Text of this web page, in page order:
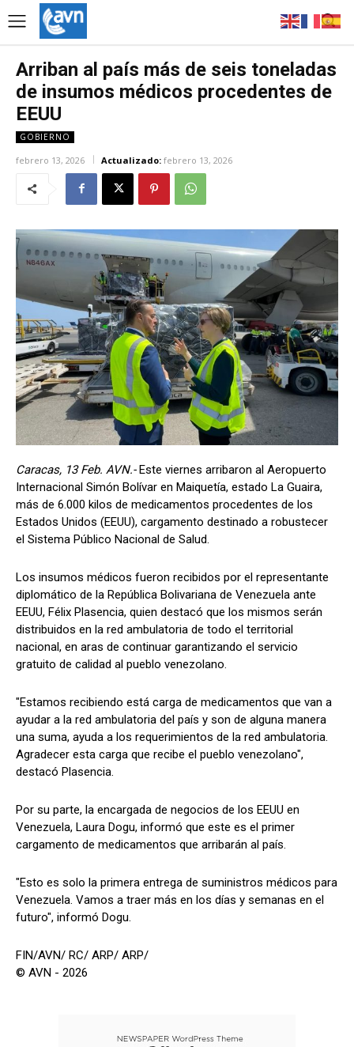
Arriban al país más de seis toneladas
de insumos médicos procedentes de
EEUU
GOBIERNO
febrero 13, 2026 Actualizado: febrero 13, 2026
Caracas, 13 Feb. AVN.-Este viernes arribaron al Aeropuerto
Internacional Simón Bolívar en Maiquetía, estado La Guaira,
más de 6.000 kilos de medicamentos procedentes de los
Estados Unidos (EEUU), cargamento destinado a robustecer
el Sistema Público Nacional de Salud.
Los insumos médicos fueron recibidos por el representante
diplomático de la República Bolivariana de Venezuela ante
EEUU, Félix Plasencia, quien destacó que los mismos serán
distribuidos en la red ambulatoria de todo el territorial
nacional, en aras de continuar garantizando el servicio
gratuito de calidad al pueblo venezolano.
"Estamos recibiendo está carga de medicamentos que van a
ayudar a la red ambulatoria del país y son de alguna manera
una suma, ayuda a los requerimientos de la red ambulatoria.
Agradecer esta carga que recibe el pueblo venezolano",
destacó Plasencia.
Por su parte, la encargada de negocios de los EEUU en
Venezuela, Laura Dogu, informó que este es el primer
cargamento de medicamentos que arribarán al país.
"Esto es solo la primera entrega de suministros médicos para
Venezuela. Vamos a traer más en los días y semanas en el
futuro", informó Dogu.
FIN/AVN/ RC/ ARP/ ARP/
© AVN - 2026